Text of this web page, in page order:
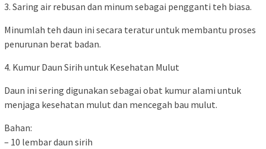
3. Saring air rebusan dan minum sebagai pengganti teh biasa.
Minumlah teh daun ini secara teratur untuk membantu proses
penurunan berat badan.
4. Kumur Daun Sirih untuk Kesehatan Mulut
Daun ini sering digunakan sebagai obat kumur alami untuk
menjaga kesehatan mulut dan mencegah bau mulut.
Bahan:
– 10 lembar daun sirih